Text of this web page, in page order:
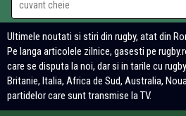
Ultimele noutati si stiri din rugby, atat din
Pe langa articolele zilnice, gasesti pe
care se disputa la noi, dar si in tarile cu
Britanie, Italia, Africa de Sud, Australia,
partidelor care sunt transmise la TV.